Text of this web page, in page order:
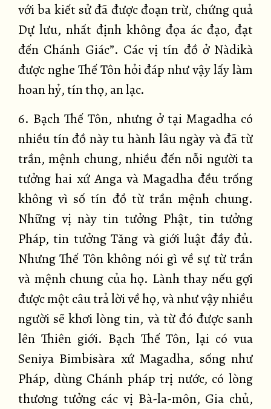
với ba kiết sử đã được đoạn trừ, chứng quả
Dự lưu, nhất định không đọa ác đạo, đạt
đến Chánh Giác”. Các vị tín đồ ở Nàdikà
được nghe Thế Tôn hỏi đáp như vậy lấy làm
hoan hỷ, tín thọ, an lạc.
6. Bạch Thế Tôn, nhưng ở tại Magadha có
nhiều tín đồ này tu hành lâu ngày và đã từ
trần, mệnh chung, nhiều đến nỗi người ta
tưởng hai xứ Anga và Magadha đều trống
không vì số tín đồ từ trần mệnh chung.
Những vị này tin tưởng Phật, tin tưởng
Pháp, tin tưởng Tăng và giới luật đầy đủ.
Nhưng Thế Tôn không nói gì về sự từ trần
và mệnh chung của họ. Lành thay nếu gợi
được một câu trả lời về họ, và như vậy nhiều
người sẽ khơi lòng tin, và từ đó được sanh
lên Thiên giới. Bạch Thế Tôn, lại có vua
Seniya Bimbisàra xứ Magadha, sống như
Pháp, dùng Chánh pháp trị nước, có lòng
thương tưởng các vị Bà-la-môn, Gia chủ,